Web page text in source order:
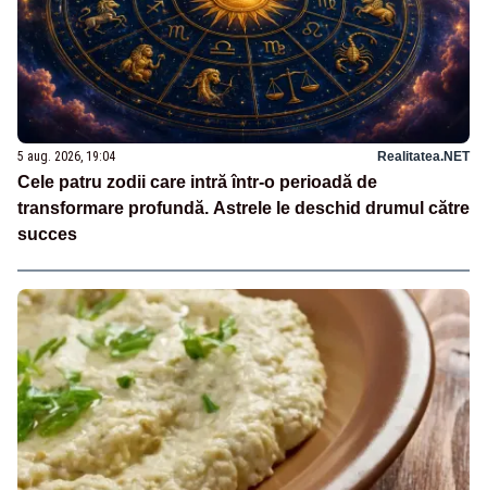
5 aug. 2026, 19:04 Realitatea.NET
Cele patru zodii care intră într-o perioadă de
transformare profundă. Astrele le deschid drumul către
succes